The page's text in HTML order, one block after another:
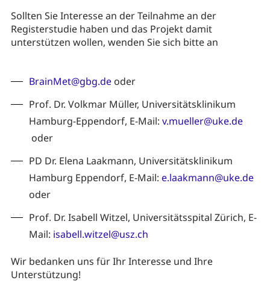
Sollten Sie Interesse an der Teilnahme an der
Registerstudie haben und das Projekt damit
unterstützen wollen, wenden Sie sich bitte an
BrainMet@gbg.de oder
Prof. Dr. Volkmar Müller, Universitätsklinikum
Hamburg-Eppendorf, E-Mail: v.mueller@uke.de
oder
PD Dr. Elena Laakmann, Universitätsklinikum
Hamburg Eppendorf, E-Mail: e.laakmann@uke.de
oder
Prof. Dr. Isabell Witzel, Universitätsspital Zürich, E-
Mail: isabell.witzel@usz.ch
Wir bedanken uns für Ihr Interesse und Ihre
Unterstützung!